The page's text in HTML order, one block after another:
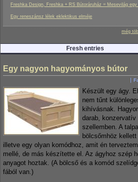
Freshka Design, Freshka + RS Bútoráruház = Mesevilág egy
Egy reneszánsz lélek eklektikus elméje
még
Fresh entries
Egy nagyon hagyományos bútor
Készült egy ágy.
nem tűnt
kihívásnak.
darab, konzervatív
szellemben. A
bölcsőmhöz
illetve egy olyan komódhoz, amit én
mellé, de más készítette el. Az ágyhoz szép
anyagot hoztak. (A bölcső és a komód
fából van.)